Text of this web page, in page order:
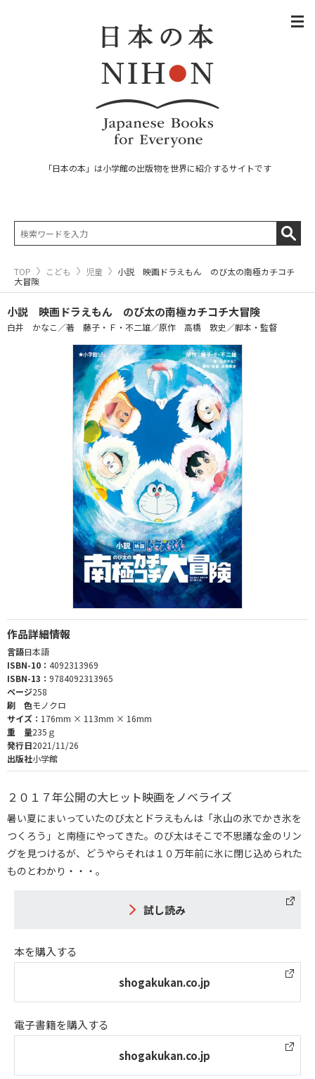
「日本の本」は小学館の出版物を世界に紹介するサイトです
TOP こども 児童
小説 映画ドラえもん のび太の南極カチコチ
大冒険
小説 映画ドラえもん のび太の南極カチコチ大冒険
白井 かなこ／著 藤子・Ｆ・不二雄／原作 高橋 敦史／脚本・監督
作品詳細情報
言語日本語
ISBN-10： 4092313969
ISBN-13： 9784092313965
ページ258
刷 色モノクロ
サイズ： 176mm × 113mm × 16mm
重 量235ｇ
発行日2021/11/26
出版社小学館
２０１７年公開の大ヒット映画をノベライズ
暑い夏にまいっていたのび太とドラえもんは「氷山の氷でかき氷を
つくろう」と南極にやってきた。のび太はそこで不思議な金のリン
グを見つけるが、どうやらそれは１０万年前に氷に閉じ込められた
ものとわかり・・・。
試し読み
本を購入する
shogakukan.co.jp
電子書籍を購入する
shogakukan.co.jp